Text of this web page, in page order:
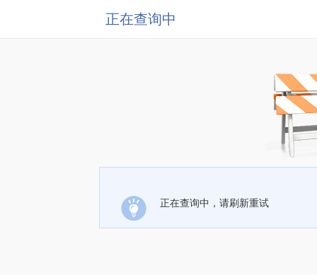
正在查询中
正在查询中，请刷新重试